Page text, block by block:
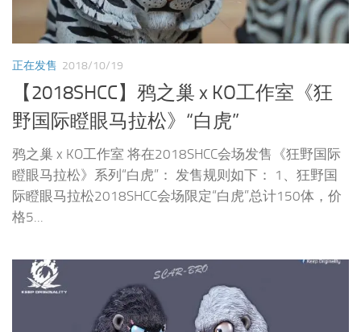
正在发售 2018/10/19
【2018SHCC】鸦之巢 x KO工作室《狂
野国际瞪眼马拉松》“白虎”
鸦之巢 x KO工作室 将在2018SHCC会场发售《狂野国际
瞪眼马拉松》系列“白虎”： 发售规则如下： 1、狂野国
际瞪眼马拉松2018SHCC会场限定“白虎”总计150体，价
格5...